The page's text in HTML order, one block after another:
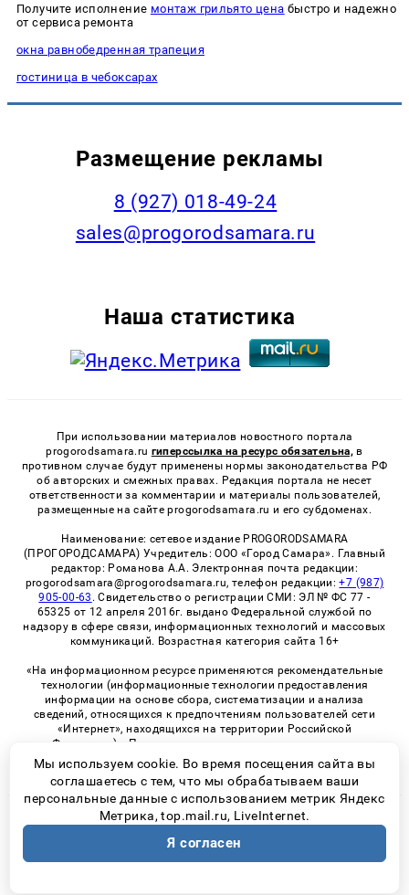
Получите исполнение монтаж грильято цена быстро и надежно
от сервиса ремонта
окна равнобедренная трапеция
гостиница в чебоксарах
Размещение рекламы
8 (927) 018-49-24
sales@progorodsamara.ru
Наша статистика
При использовании материалов новостного портала
progorodsamara.ru гиперссылка на ресурс обязательна, в
противном случае будут применены нормы законодательства РФ
об авторских и смежных правах. Редакция портала не несет
ответственности за комментарии и материалы пользователей,
размещенные на сайте progorodsamara.ru и его субдоменах.
Наименование: сетевое издание PROGORODSAMARA
(ПРОГОРОДСАМАРА) Учредитель: ООО «Город Самара». Главный
редактор: Романова А.А. Электронная почта редакции:
progorodsamara@progorodsamara.ru, телефон редакции:+7 (987)
905-00-63 . Свидетельство о регистрации СМИ: ЭЛ № ФС 77 -
65325 от 12 апреля 2016г. выдано Федеральной службой по
надзору в сфере связи, информационных технологий и массовых
коммуникаций. Возрастная категория сайта 16+
«На информационном ресурсе применяются рекомендательные
технологии (информационные технологии предоставления
информации на основе сбора, систематизации и анализа
сведений, относящихся к предпочтениям пользователей сети
«Интернет», находящихся на территории Российской
Федерации)». Правила применения рекомендательных
технологий в виджетах рекламно-обменной сети
«СМИ2» (PDF)
© 2026 «ProGorodSamara» | Все права защищены
Возрастная категория сайта 16+
Политика конфиденциальности
Мы используем cookie. Во время посещения сайта вы
соглашаетесь с тем, что мы обрабатываем ваши
персональные данные с использованием метрик Яндекс
Метрика, top.mail.ru, LiveInternet.
Я согласен